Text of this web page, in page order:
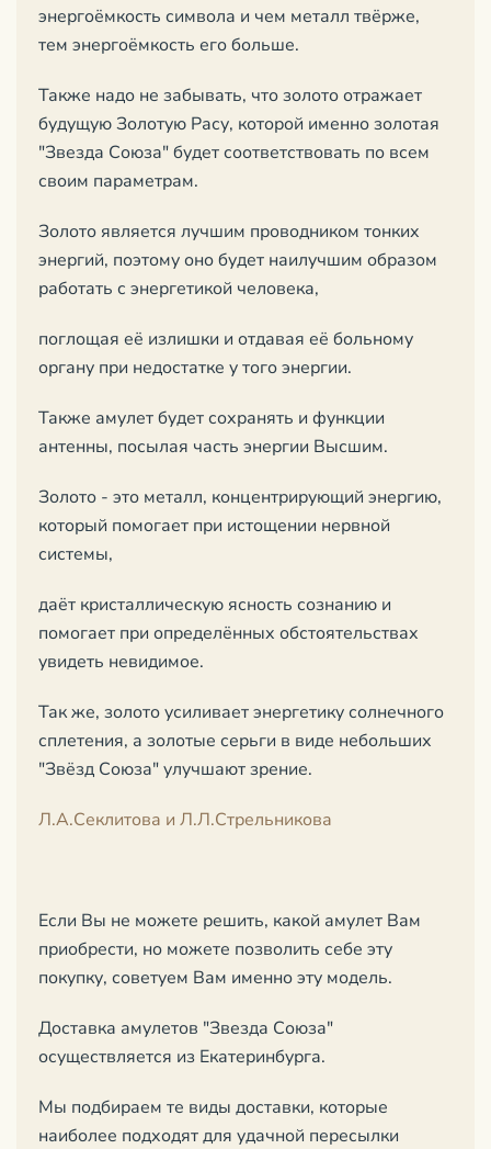
энергоёмкость символа и чем металл твёрже,
тем энергоёмкость его больше.
Также надо не забывать, что золото отражает
будущую Золотую Расу, которой именно золотая
"Звезда Союза" будет соответствовать по всем
своим параметрам.
Золото является лучшим проводником тонких
энергий, поэтому оно будет наилучшим образом
работать с энергетикой человека,
поглощая её излишки и отдавая её больному
органу при недостатке у того энергии.
Также амулет будет сохранять и функции
антенны, посылая часть энергии Высшим.
Золото - это металл, концентрирующий энергию,
который помогает при истощении нервной
системы,
даёт кристаллическую ясность сознанию и
помогает при определённых обстоятельствах
увидеть невидимое.
Так же, золото усиливает энергетику солнечного
сплетения, а золотые серьги в виде небольших
"Звёзд Союза" улучшают зрение.
Л.А.Секлитова и Л.Л.Стрельникова
Если Вы не можете решить, какой амулет Вам
приобрести, но можете позволить себе эту
покупку, советуем Вам именно эту модель.
Доставка амулетов "Звезда Союза"
осуществляется из Екатеринбурга.
Мы подбираем те виды доставки, которые
наиболее подходят для удачной пересылки